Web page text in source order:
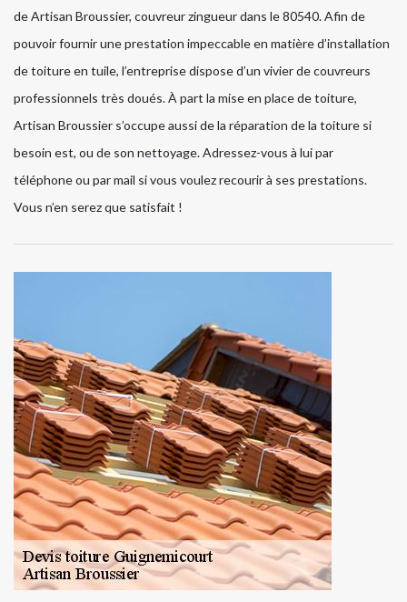
de Artisan Broussier, couvreur zingueur dans le 80540. Afin de
pouvoir fournir une prestation impeccable en matière d’installation
de toiture en tuile, l’entreprise dispose d’un vivier de couvreurs
professionnels très doués. À part la mise en place de toiture,
Artisan Broussier s’occupe aussi de la réparation de la toiture si
besoin est, ou de son nettoyage. Adressez-vous à lui par
téléphone ou par mail si vous voulez recourir à ses prestations.
Vous n’en serez que satisfait !